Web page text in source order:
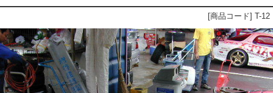
[商品コード] T-12